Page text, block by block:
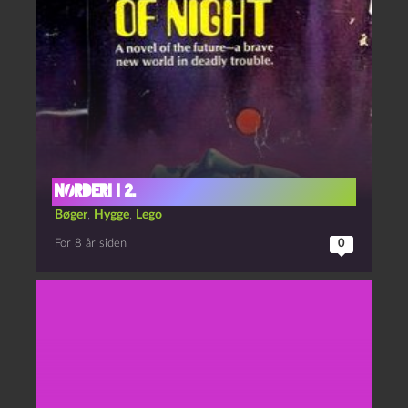
NØRDERI I 2.
Bøger, Hygge, Lego
For 8 år siden 0